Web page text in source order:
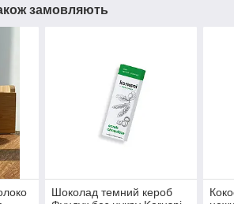
замовляють
Шоколад темний кероб